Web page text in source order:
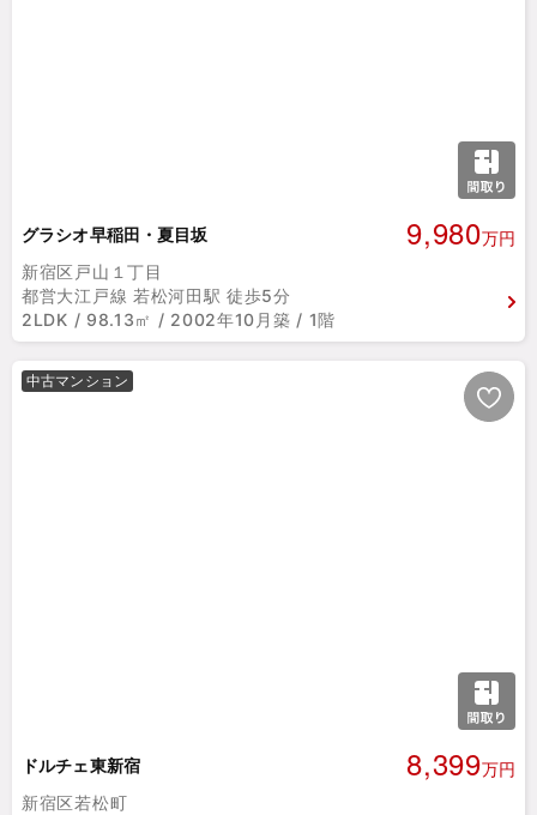
グラシオ早稲田・夏目坂 9,980万円
新宿区戸山１丁目
都営大江戸線 若松河田駅 徒歩5分
2LDK / 98.13㎡ / 2002年10月築 / 1階
中古マンション
ドルチェ東新宿 8,399万円
新宿区若松町